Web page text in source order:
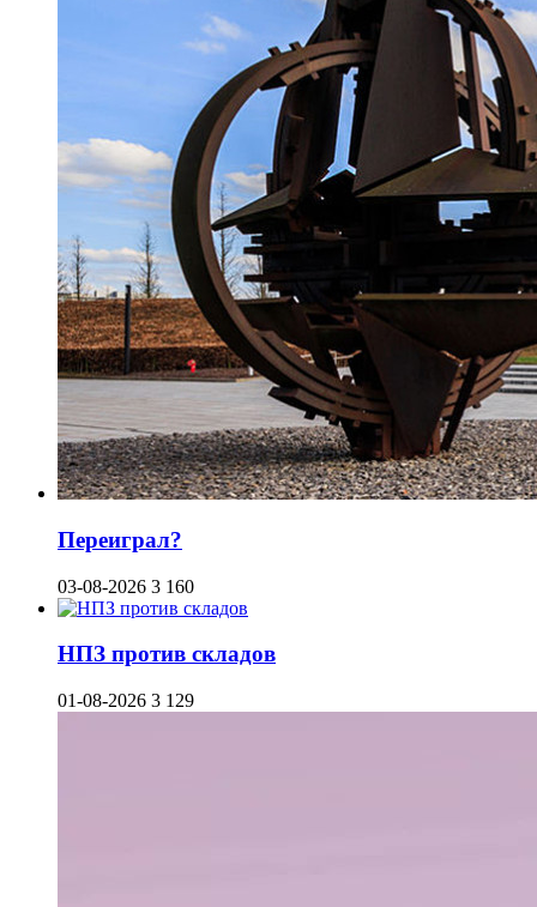
Переиграл?
03-08-2026 3 160
НПЗ против складов
01-08-2026 3 129